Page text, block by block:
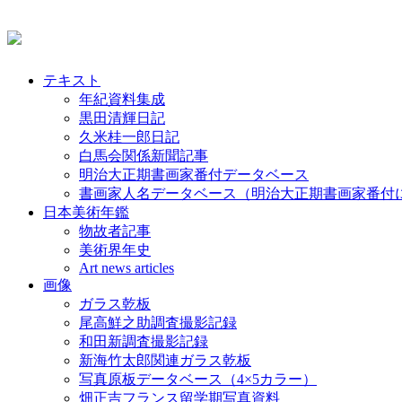
テキスト
年紀資料集成
黒田清輝日記
久米桂一郎日記
白馬会関係新聞記事
明治大正期書画家番付データベース
書画家人名データベース（明治大正期書画家番付
日本美術年鑑
物故者記事
美術界年史
Art news articles
画像
ガラス乾板
尾高鮮之助調査撮影記録
和田新調査撮影記録
新海竹太郎関連ガラス乾板
写真原板データベース（4×5カラー）
畑正吉フランス留学期写真資料